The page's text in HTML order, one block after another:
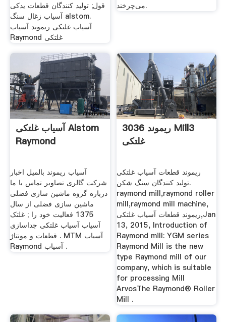
قول; تولید کنندگان قطعات یدکی
آسیاب زغال سنگ alstom.
آسیاب غلتکی ریموند آسیاب
Raymond غلتکی
می‌چرخند.
آسیاب غلتکی Alstom
Raymond
آسیاب ریموند بالمیل اخبار
شرکت گالری تصاویر تماس با ما
درباره گروه ماشین سازی فضلی
ماشین سازی فضلی از سال
1375 فعالیت خود را ; غلتک
آسیاب آسیاب غلتکی جداسازی
قطعات و مونتاژ . MTM آسیاب
Raymond آسیاب .
ریموند 3036 Mill3
غلتکی
ریموند قطعات آسیاب غلتکی
تولید کنندگان سنگ شکن.
raymond mill,raymond roller
mill,raymond mill machine,
ریموند قطعات آسیاب غلتکی,Jan
13, 2015, Introduction of
Raymond mill: YGM series
Raymond Mill is the new
type Raymond mill of our
company, which is suitable
for processing Mill
ArvosThe Raymond® Roller
Mill .